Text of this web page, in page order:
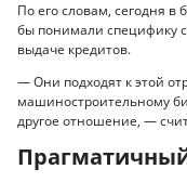
По его словам, сегодня в
бы понимали специфику
выдаче кредитов.
— Они подходят к этой
машиностроительному
другое отношение, —